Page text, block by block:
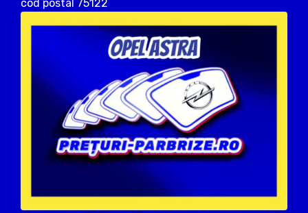
cod postal 75122